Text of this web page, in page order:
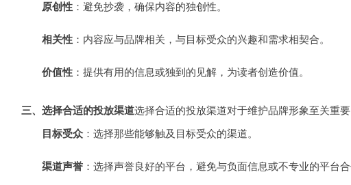
原创性：避免抄袭，确保内容的独创性。
相关性：内容应与品牌相关，与目标受众的兴趣和需求相契合。
价值性：提供有用的信息或独到的见解，为读者创造价值。
三、选择合适的投放渠道选择合适的投放渠道对于维护品牌形象至关重
目标受众：选择那些能够触及目标受众的渠道。
渠道声誉：选择声誉良好的平台，避免与负面信息或不专业的平台合